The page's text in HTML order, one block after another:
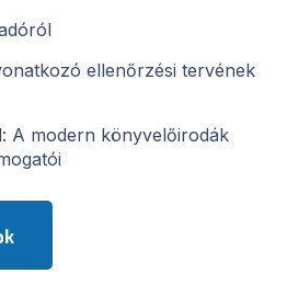
ellenőrzési tervének
A modern könyvelőirodák